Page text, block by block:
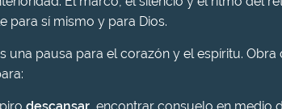
para sí mismo y para Dios.
una pausa para el corazón y el espíritu.